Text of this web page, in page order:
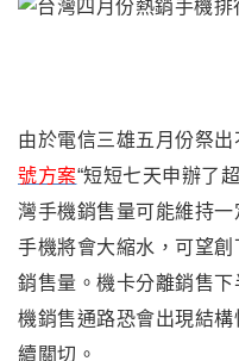
由於電信三雄五月份祭出
號方案“短短七天申辦了
灣手機銷售量可能維持
手機將會大縮水，可望
銷售量。機卡分離銷售
機銷售通路恐會出現結構
續關切。